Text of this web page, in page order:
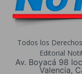
Todos los
Editorial
Av. Boyacá 98
Valencia,